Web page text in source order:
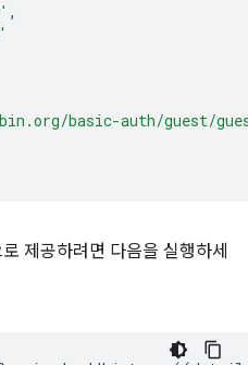
,
basic-auth/guest/
제공하려면 다음을 실행하세